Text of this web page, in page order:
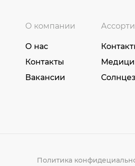
О компании
О нас
Контакты
Вакансии
Политика